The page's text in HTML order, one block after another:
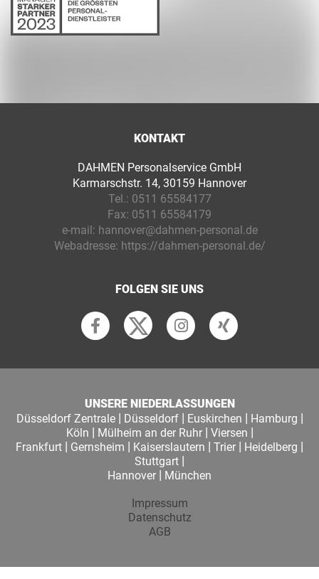
KONTAKT
DAHMEN Personalservice GmbH
Karmarschstr. 14, 30159 Hannover
Tel.: 0511 65584177
Fax: 0511 65584179
e-mail: hannover@dahmen-personal.de
Webadresse: https://dahmen-personal.de/
FOLGEN SIE UNS
UNSERE NIEDERLASSUNGEN
Düsseldorf Zentrale| Düsseldorf| Euskirchen | Hamburg |
Köln | Mülheim an der Ruhr| Viersen |
Frankfurt | Gernsheim | Kaiserslautern | Trier | Heidelberg |
Stuttgart |
Hannover | München
Impressum
Datenschutz
AGB